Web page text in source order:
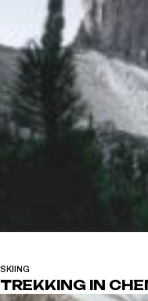
SKIING
TREKKING IN